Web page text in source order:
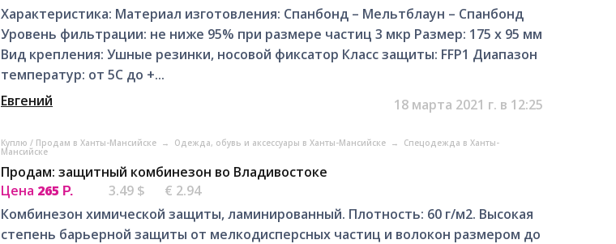
Характеристика: Материал изготовления: Спанбонд – Мельтблаун – Спанбонд
Уровень фильтрации: не ниже 95% при размере частиц 3 мкр Размер: 175 х 95 мм
Вид крепления: Ушные резинки, носовой фиксатор Класс защиты: FFP1 Диапазон
температур: от 5С до +...
Евгений
18 марта 2021 г. в 12:25
Куплю / Продам в Ханты-Мансийске → Одежда, обувь и аксессуары в Ханты-Мансийске → Спецодежда в Ханты-
Мансийске
Продам: защитный комбинезон во Владивостоке
Цена 265 Р. 3.49 $
€ 2.94
Комбинезон химической защиты, ламинированный. Плотность: 60 г/м2. Высокая
степень барьерной защиты от мелкодисперсных частиц и волокон размером до